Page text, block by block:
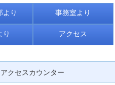
より 事務室より
り アクセス
アクセスカウンター